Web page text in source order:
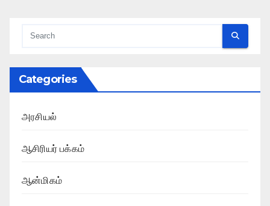
Categories
அரசியல்
ஆசிரியர் பக்கம்
ஆன்மிகம்